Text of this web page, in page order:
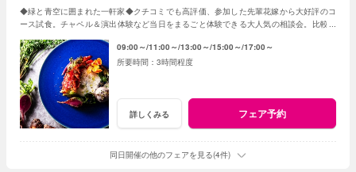
◆緑と青空に囲まれた一軒家◆クチコミでも高評価、参加した先輩花嫁から大好評のコ
ース試食。チャペル＆演出体験など当日をまるごと体験できる大人気の相談会。比較用
09:00～ 11:00～ 13:00～ 15:00～ 17:00～
3時間程度
詳しくみる フェア予約
同日開催の他のフェアを見る(4件)